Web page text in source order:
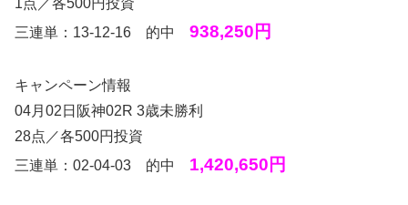
1点／各500円投資
三連単：13-12-16 的中 938,250円
キャンペーン情報
04月02日阪神02R 3歳未勝利
28点／各500円投資
三連単：02-04-03 的中 1,420,650円